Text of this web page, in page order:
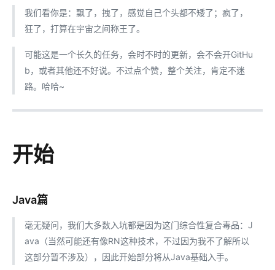
我们看你是：飘了，拽了，感觉自己个头都不矮了；疯了，
狂了，打算在宇宙之间称王了。
可能这是一个长久的任务，会时不时的更新，会不会开GitHu
b，或者其他还不好说。不过点个赞，整个关注，肯定不迷
路。哈哈~
开始
Java篇
毫无疑问，我们大多数入坑都是因为这门综合性复合毒品：J
ava（当然可能还有像RN这种技术，不过因为我不了解所以
这部分暂不涉及），因此开始部分将从Java基础入手。